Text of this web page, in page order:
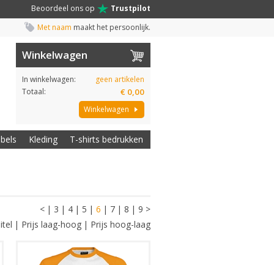
Beoordeel ons op
Trustpilot
Met naam maakt het persoonlijk.
Winkelwagen
In winkelwagen:
geen artikelen
Totaal:
€ 0,00
Winkelwagen
Kleding T-shirts bedrukken
< | 3 | 4 | 5 | 6 | 7 | 8 | 9 >
| Prijs laag-hoog | Prijs hoog-laag